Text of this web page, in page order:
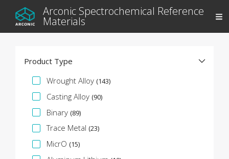
Arconic Spectrochemical Reference
Materials
Product Type
Faceta de especificación
Wrought Alloy (143)
Casting Alloy (90)
Binary (89)
Trace Metal (23)
MicrO (15)